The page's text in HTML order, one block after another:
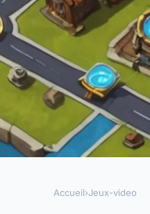
Accueil›Jeux-video